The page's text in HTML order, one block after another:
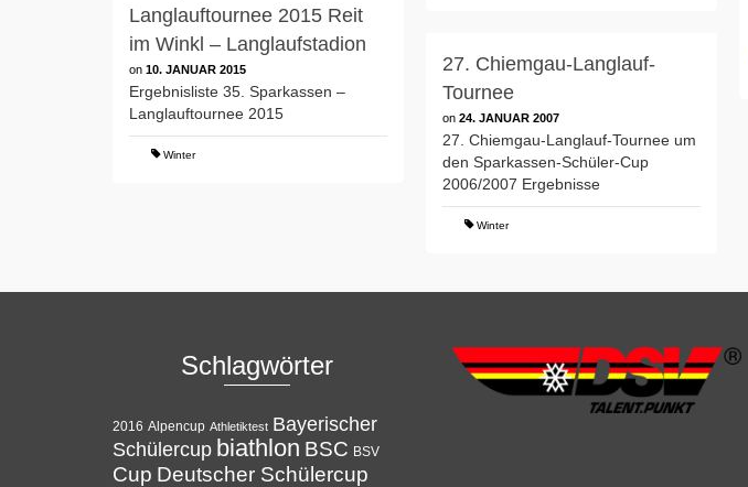
Langlauftournee 2015 Reit
im Winkl – Langlaufstadion
on 10. JANUAR 2015
Ergebnisliste 35. Sparkassen –
Langlauftournee 2015
Winter
27. Chiemgau-Langlauf-
Tournee
on24. JANUAR 2007
27. Chiemgau-Langlauf-Tournee um
den Sparkassen-Schüler-Cup
2006/2007 Ergebnisse
Winter
Schlagwörter
2016 Alpencup Athletiktest Bayerischer
Schülercup biathlon BSC BSV
Cup Deutscher Schülercup